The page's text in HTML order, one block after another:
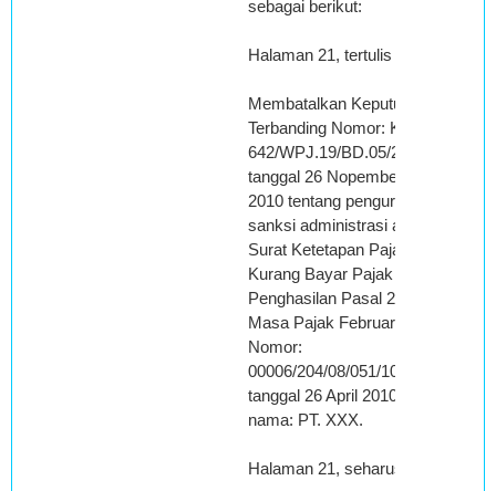
sebagai berikut:
Halaman 21, tertulis :
Membatalkan Keputusan
Terbanding Nomor: KEP-
642/WPJ.19/BD.05/2010
tanggal 26 Nopember
2010 tentang pengurangan
sanksi administrasi atas
Surat Ketetapan Pajak
Kurang Bayar Pajak
Penghasilan Pasal 26
Masa Pajak Februari 2008
Nomor:
00006/204/08/051/10
tanggal 26 April 2010, atas
nama: PT. XXX.
Halaman 21, seharusnya :